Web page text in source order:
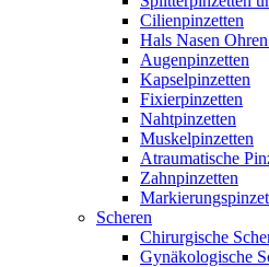
Cilienpinzetten
Hals Nasen
Augenpinzetten
Kapselpinzetten
Fixierpinzetten
Nahtpinzetten
Muskelpinzetten
Atraumatische
Zahnpinzetten
Scheren
Chirurgische
Gynäkologische